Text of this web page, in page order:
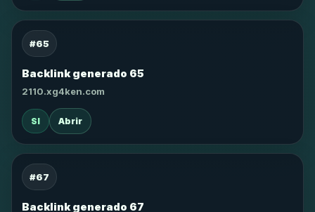
#65
Backlink generado 65
2110.xg4ken.com
SI Abrir
#67
Backlink generado 67